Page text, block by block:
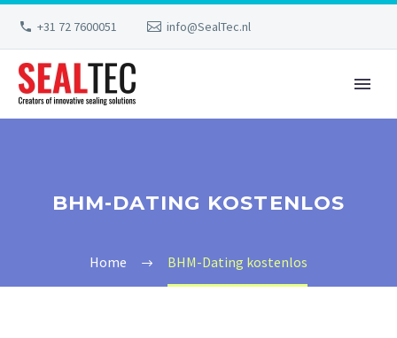
+31 72 7600051 info@SealTec.nl
BHM-DATING KOSTENLOS
Home BHM-Dating kostenlos